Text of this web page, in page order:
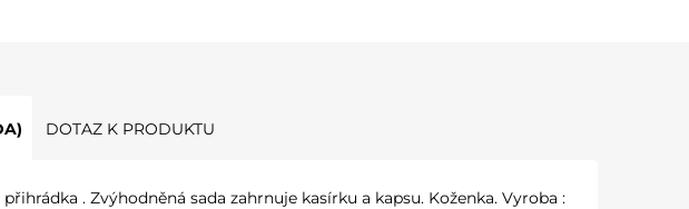
DOTAZ K PRODUKTU
. Zvýhodněná sada zahrnuje kasírku a kapsu. Koženka. Vyroba :